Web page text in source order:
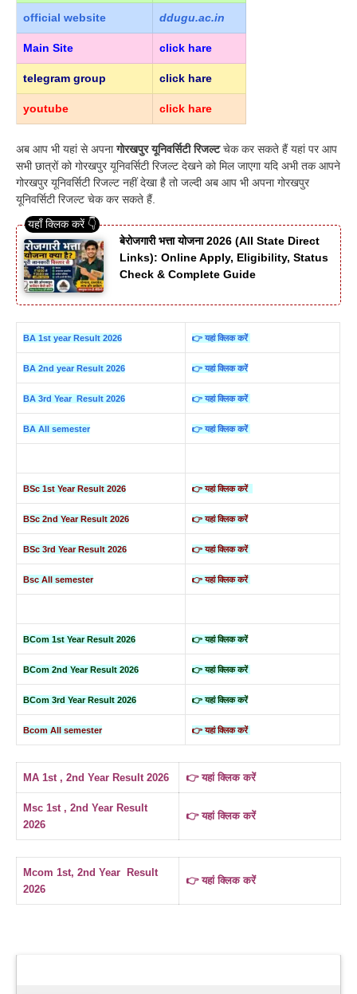
official website ddugu.ac.in
Main Site click hare
telegram group click hare
youtube click hare
अब आप भी यहां से अपनागोरखपुर यूनिवर्सिटी रिजल्टचेक कर सकते हैं यहां पर आप
सभी छात्रों को गोरखपुर यूनिवर्सिटी रिजल्ट देखने को मिल जाएगा यदि अभी तक आपने
गोरखपुर यूनिवर्सिटी रिजल्ट नहीं देखा है तो जल्दी अब आप भी अपना गोरखपुर
यूनिवर्सिटी रिजल्ट चेक कर सकते हैं.
बेरोजगारी भत्ता योजना 2026 (All State Direct
Links): Online Apply, Eligibility, Status
Check & Complete Guide
BA 1st year Result 2026 👉 यहां क्लिक करें
BA 2nd year Result 2026 👉 यहां क्लिक करें
BA 3rd Year Result 2026 👉 यहां क्लिक करें
BA All semester 👉 यहां क्लिक करें
BSc 1st Year Result 2026 👉 यहां क्लिक करें
BSc 2nd Year Result 2026 👉 यहां क्लिक करें
BSc 3rd Year Result 2026 👉 यहां क्लिक करें
Bsc All semester 👉 यहां क्लिक करें
BCom 1st Year Result 2026 👉 यहां क्लिक करें
BCom 2nd Year Result 2026 👉 यहां क्लिक करें
BCom 3rd Year Result 2026 👉 यहां क्लिक करें
Bcom All semester 👉 यहां क्लिक करें
MA 1st , 2nd Year Result 2026 👉 यहां क्लिक करें
Msc 1st , 2nd Year Result
2026
👉 यहां क्लिक करें
Mcom 1st, 2nd Year Result
2026
👉 यहां क्लिक करें